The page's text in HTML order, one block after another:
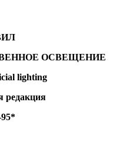
ОСВЕЩЕНИЕ
lighting
редакция